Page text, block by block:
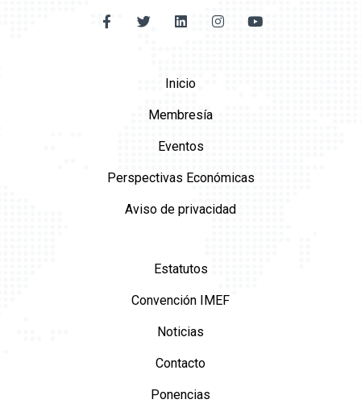
Inicio
Membresía
Eventos
Perspectivas Económicas
Aviso de privacidad
Estatutos
Convención IMEF
Noticias
Contacto
Ponencias